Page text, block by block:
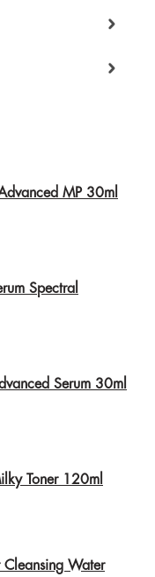
MP 30ml
Spectral
Serum 30ml
Toner 120ml
Water